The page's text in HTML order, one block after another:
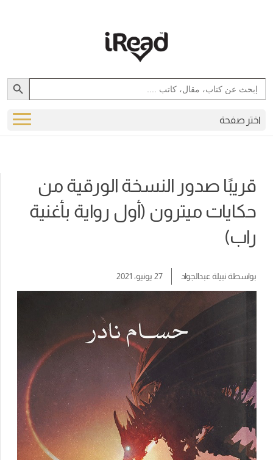
Search
for:
Search Button
اختر صفحة
قريبًا صدور النسخة الورقية من
حكايات ميترون (أول رواية بأغنية
راب)
بواسطةنبيلة عبدالجواد 27 يونيو، 2021